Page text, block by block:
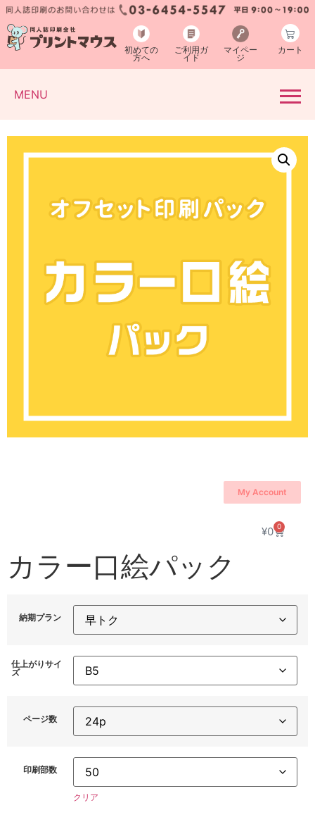
初めての
方へ
ご利用ガ
イド
マイペー
ジ
カート
MENU
My Account
¥0 0
カラー口絵パック
納期プラン
仕上がりサイ
ズ
ページ数
印刷部数
クリア